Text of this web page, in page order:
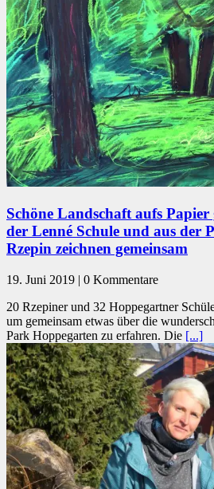
Schöne Landschaft aufs
der Lenné Schule und aus der
Rzepin zeichnen gemeinsam
19. Juni 2019 | 0 Kommentare
20 Rzepiner und 32 Hoppegartner
um gemeinsam etwas über die
Park Hoppegarten zu erfahren. Die [...]